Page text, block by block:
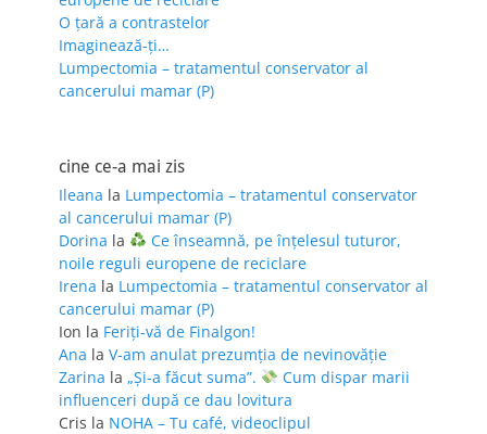
O țară a contrastelor
Imaginează-ți…
Lumpectomia – tratamentul conservator al
cancerului mamar (P)
cine ce-a mai zis
Ileana la Lumpectomia – tratamentul conservator
al cancerului mamar (P)
Dorina la
Ce înseamnă, pe înțelesul tuturor,
noile reguli europene de reciclare
Irena la Lumpectomia – tratamentul conservator al
cancerului mamar (P)
Ion la Feriţi-vă de Finalgon!
Ana la V-am anulat prezumția de nevinovăție
Zarina la „Și-a făcut suma”.
Cum dispar marii
influenceri după ce dau lovitura
Cris la NOHA – Tu café, videoclipul